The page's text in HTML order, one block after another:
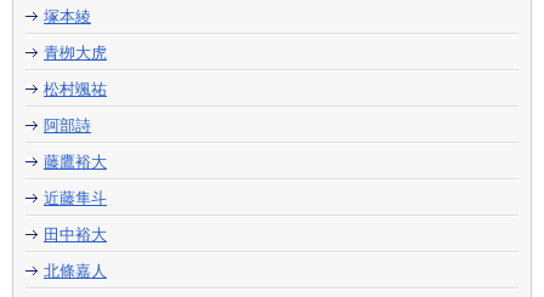
塚本綾
青栁大虎
松村颯祐
阿部詩
藤鷹裕大
近藤隼斗
田中裕大
北條嘉人